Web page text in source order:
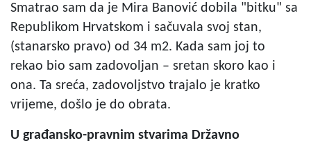
Smatrao sam da je Mira Banović dobila "bitku" sa
Republikom Hrvatskom i sačuvala svoj stan,
(stanarsko pravo) od 34 m2. Kada sam joj to
rekao bio sam zadovoljan – sretan skoro kao i
ona. Ta sreća, zadovoljstvo trajalo je kratko
vrijeme, došlo je do obrata.
U građansko-pravnim stvarima Državno